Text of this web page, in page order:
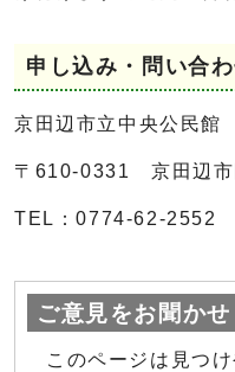
申し込み・問い合
京田辺市立中央公民館
〒610-0331 京田辺市
TEL：0774-62-
ご意見をお聞か
このページは見つ